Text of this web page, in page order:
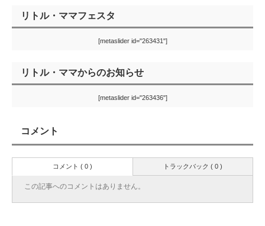
リトル・ママフェスタ
[metaslider id="263431"]
リトル・ママからのお知らせ
[metaslider id="263436"]
コメント
トラックバック ( 0 )
コメント ( 0 )
この記事へのコメントはありません。